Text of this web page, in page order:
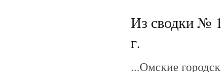
Из сводки №
г.
...Омские